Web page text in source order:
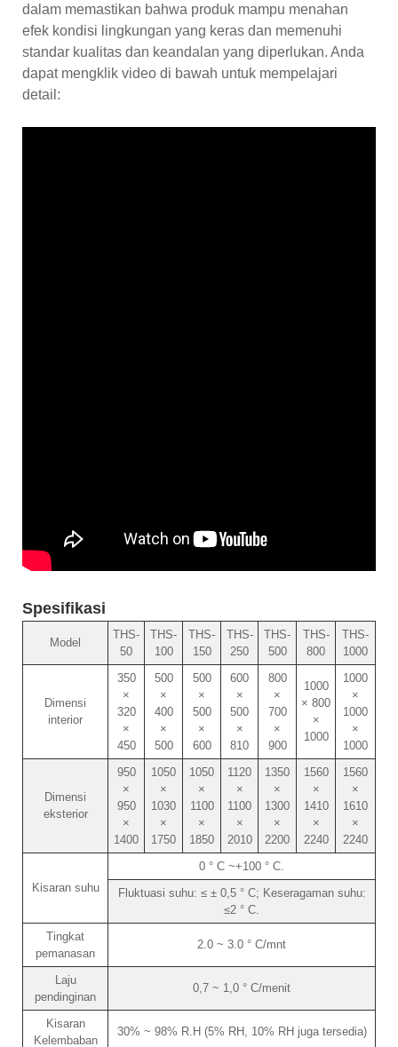
dalam memastikan bahwa produk mampu menahan
efek kondisi lingkungan yang keras dan memenuhi
standar kualitas dan keandalan yang diperlukan. Anda
dapat mengklik video di bawah untuk mempelajari
detail:
Spesifikasi
Model
THS-
50
THS-
100
THS-
150
THS-
250
THS-
500
THS-
800
THS-
1000
Dimensi
interior
350
×
320
×
450
500
×
400
×
500
500
×
500
×
600
600
×
500
×
810
800
×
700
×
900
1000
× 800
×
1000
1000
×
1000
×
1000
Dimensi
eksterior
950
×
950
×
1400
1050
×
1030
×
1750
1050
×
1100
×
1850
1120
×
1100
×
2010
1350
×
1300
×
2200
1560
×
1410
×
2240
1560
×
1610
×
2240
Kisaran suhu
0 ° C ~+100 ° C.
Fluktuasi suhu: ≤ ± 0,5 ° C; Keseragaman suhu:
≤2 ° C.
Tingkat
pemanasan
2.0 ~ 3.0 ° C/mnt
Laju
pendinginan
0,7 ~ 1,0 ° C/menit
Kisaran
Kelembaban
30% ~ 98% R.H (5% RH, 10% RH juga tersedia)